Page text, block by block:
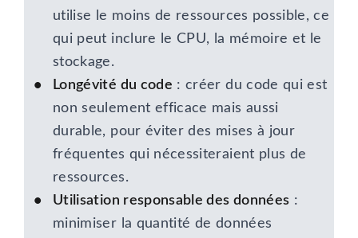
utilise le moins de ressources possible, ce
qui peut inclure le CPU, la mémoire et le
stockage.
Longévité du code : créer du code qui est
non seulement efficace mais aussi
durable, pour éviter des mises à jour
fréquentes qui nécessiteraient plus de
ressources.
Utilisation responsable des données :
minimiser la quantité de données